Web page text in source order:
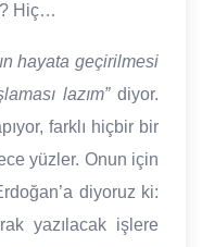
Hiç…
hayata geçirilmesi
lazım”diyor.
farklı hiçbir bir
yüzler. Onun için
diyoruz ki:
yazılacak işlere